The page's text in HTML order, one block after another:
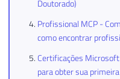
Doutorado)
Profissional MCP -
como encontrar
Certificações
para obter sua